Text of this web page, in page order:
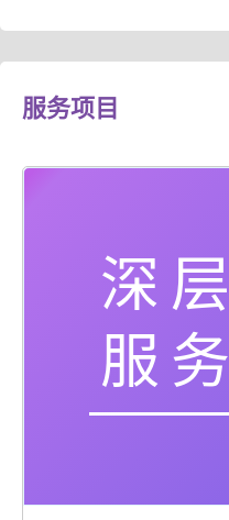
服务项目
深层
服务